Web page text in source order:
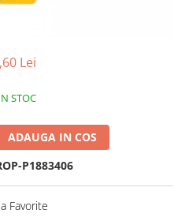
si
Lei
STOC
ADAUGA IN COS
P1883406
Favorite